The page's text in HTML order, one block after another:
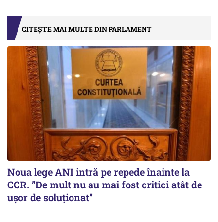
CITEȘTE MAI MULTE DIN PARLAMENT
Noua lege ANI intră pe repede înainte la
CCR. ”De mult nu au mai fost critici atât de
ușor de soluționat”